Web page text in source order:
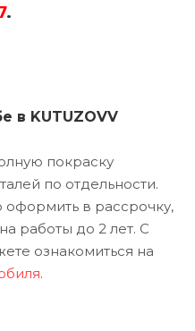
.
в KUTUZOVV
покраску
по отдельности.
в рассрочку,
работы до 2 лет. С
ознакомиться на
.